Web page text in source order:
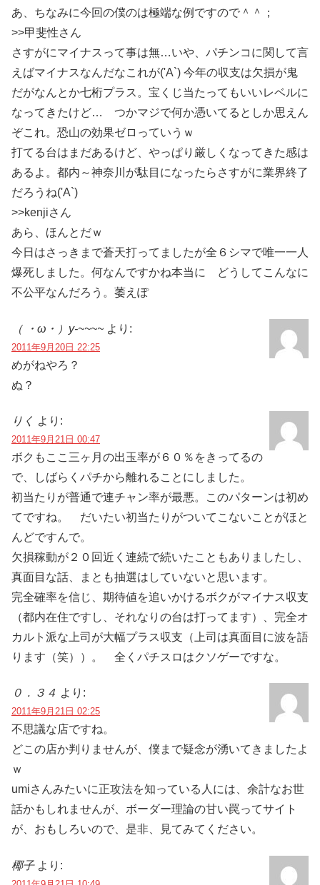
あ、ちなみに今回の僕のは極端な例ですので＾＾；
>>甲斐性さん
さすがにマイナスって事は無…いや、パチンコに関して言
えばマイナスなんだなこれが('A`) 今年の収支は欠損が鬼
だがなんとか七桁プラス。宝くじ当たってもいいレベルに
なってきたけど… つかマジで何か憑いてるとしか思えん
ぞこれ。恐山の効果ゼロっていうｗ
打てる台はまだあるけど、やっぱり厳しくなってきた感は
あるよ。都内～神奈川が駄目になったらさすがに業界終了
だろうね('A`)
>>kenjiさん
あら、ほんとだｗ
今日はさっきまで蒼天打ってましたが全６シマで唯一一人
爆死しました。何なんですかね本当に どうしてこんなに
不公平なんだろう。萎えぽ
（ ・ω・）y-~~~~ より:
2011年9月20日 22:25
めがねやろ？
ぬ？
りく より:
2011年9月21日 00:47
ボクもここ三ヶ月の出玉率が６０％をきってるの
で、しばらくパチから離れることにしました。
初当たりが普通で連チャン率が最悪。このパターンは初め
てですね。 だいたい初当たりがついてこないことがほと
んどですんで。
欠損稼動が２０回近く連続で続いたこともありましたし、
真面目な話、まとも抽選はしていないと思います。
完全確率を信じ、期待値を追いかけるボクがマイナス収支
（都内在住ですし、それなりの台は打ってます）、完全オ
カルト派な上司が大幅プラス収支（上司は真面目に波を語
ります（笑））。 全くパチスロはクソゲーですな。
０．３４ より:
2011年9月21日 02:25
不思議な店ですね。
どこの店か判りませんが、僕まで疑念が湧いてきましたよ
ｗ
umiさんみたいに正攻法を知っている人には、余計なお世
話かもしれませんが、ボーダー理論の甘い罠ってサイト
が、おもしろいので、是非、見てみてください。
椰子 より: